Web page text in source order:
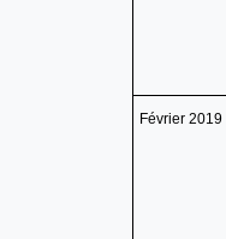
Février 2019